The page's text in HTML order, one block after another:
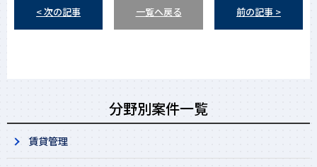
分野別案件一覧
賃貸管理
< 次の記事 一覧へ戻る 前の記事 >